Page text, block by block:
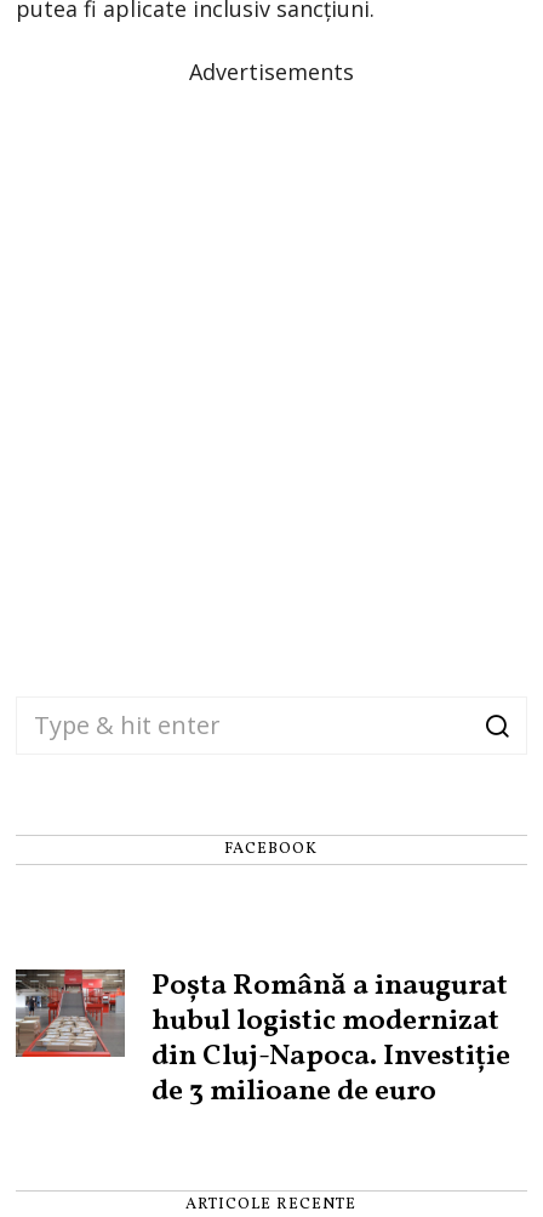
putea fi aplicate inclusiv sancțiuni.
Advertisements
FACEBOOK
Poșta Română a inaugurat
hubul logistic modernizat
din Cluj-Napoca. Investiție
de 3 milioane de euro
ARTICOLE RECENTE